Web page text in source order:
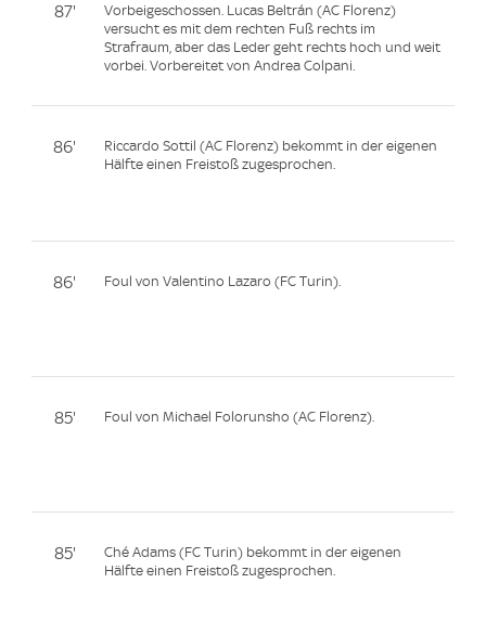
87'
Vorbeigeschossen. Lucas Beltrán (AC Florenz)
versucht es mit dem rechten Fuß rechts im
Strafraum, aber das Leder geht rechts hoch und weit
vorbei. Vorbereitet von Andrea Colpani.
86'
Riccardo Sottil (AC Florenz) bekommt in der eigenen
Hälfte einen Freistoß zugesprochen.
86' Foul von Valentino Lazaro (FC Turin).
85' Foul von Michael Folorunsho (AC Florenz).
85'
Ché Adams (FC Turin) bekommt in der eigenen
Hälfte einen Freistoß zugesprochen.